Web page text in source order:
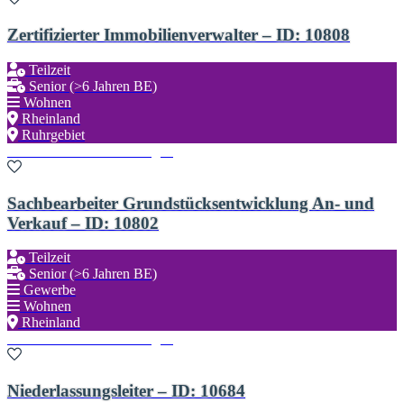
Zertifizierter Immobilienverwalter – ID: 10808
Teilzeit
Senior (>6 Jahren BE)
Wohnen
Rheinland
Ruhrgebiet
Sachbearbeiter Grundstücksentwicklung An- und
Verkauf – ID: 10802
Teilzeit
Senior (>6 Jahren BE)
Gewerbe
Wohnen
Rheinland
Niederlassungsleiter – ID: 10684